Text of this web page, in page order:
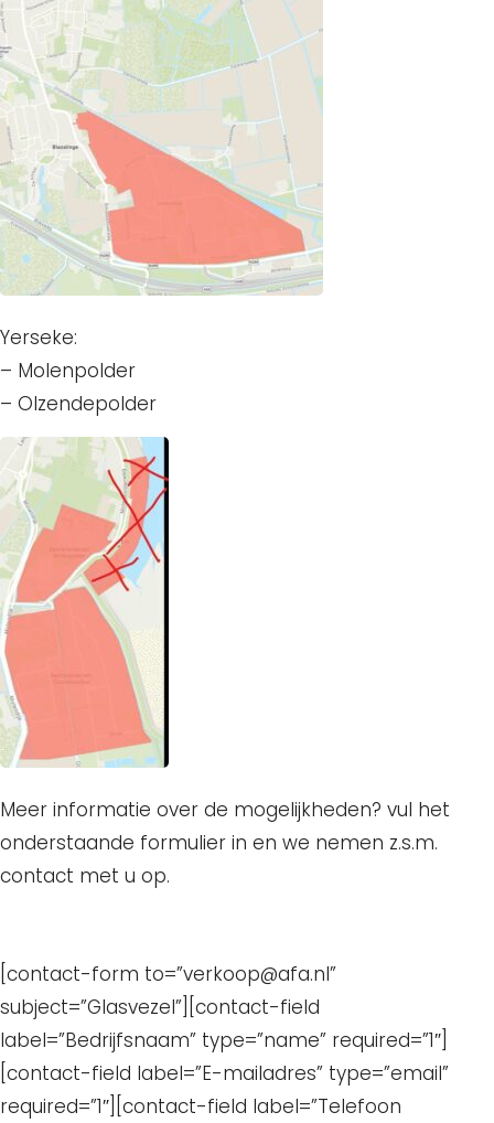
Yerseke:
– Molenpolder
– Olzendepolder
Meer informatie over de mogelijkheden? vul het
onderstaande formulier in en we nemen z.s.m.
contact met u op.
[contact-form to=”verkoop@afa.nl”
subject=”Glasvezel”][contact-field
label=”Bedrijfsnaam” type=”name” required=”1″]
[contact-field label=”E-mailadres” type=”email”
required=”1″][contact-field label=”Telefoon